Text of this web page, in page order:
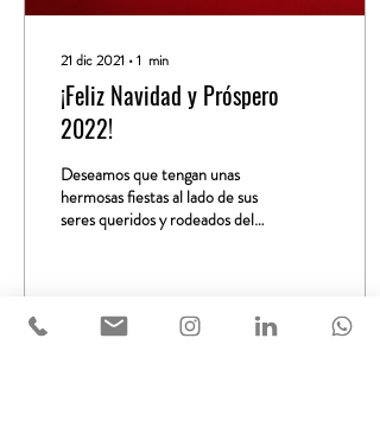
21 dic 2021 ∙1 min
¡Feliz Navidad y Próspero
2022!
Deseamos que tengan unas
hermosas fiestas al lado de sus
seres queridos y rodeados del
16